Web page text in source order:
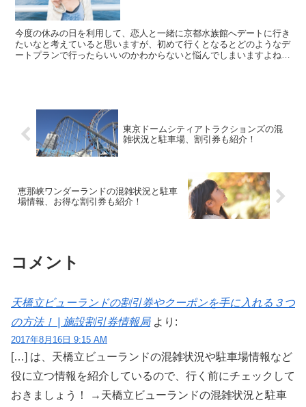
今度の休みの日を利用して、恋人と一緒に京都水族館へデートに行き
たいなと考えていると思いますが、初めて行くとなるとどのようなデ
ートプランで行ったらいいのかわからないと悩んでしまいますよね。
東京ドームシティアトラクションズの混
雑状況と駐車場、割引券も紹介！
恵那峡ワンダーランドの混雑状況と駐車
場情報、お得な割引券も紹介！
コメント
天橋立ビューランドの割引券やクーポンを手に入れる３つ
の方法！ | 施設割引券情報局 より:
2017年8月16日 9:15 AM
[…] は、天橋立ビューランドの混雑状況や駐車場情報など
役に立つ情報を紹介しているので、行く前にチェックして
おきましょう！ →天橋立ビューランドの混雑状況と駐車